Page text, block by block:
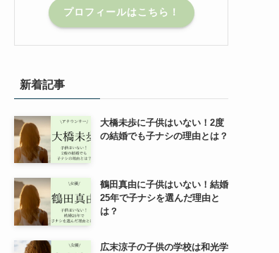
プロフィールはこちら！
新着記事
大橋未歩に子供はいない！2度
の結婚でも子ナシの理由とは？
鶴田真由に子供はいない！結婚
25年で子ナシを選んだ理由と
は？
広末涼子の子供の学校は和光学